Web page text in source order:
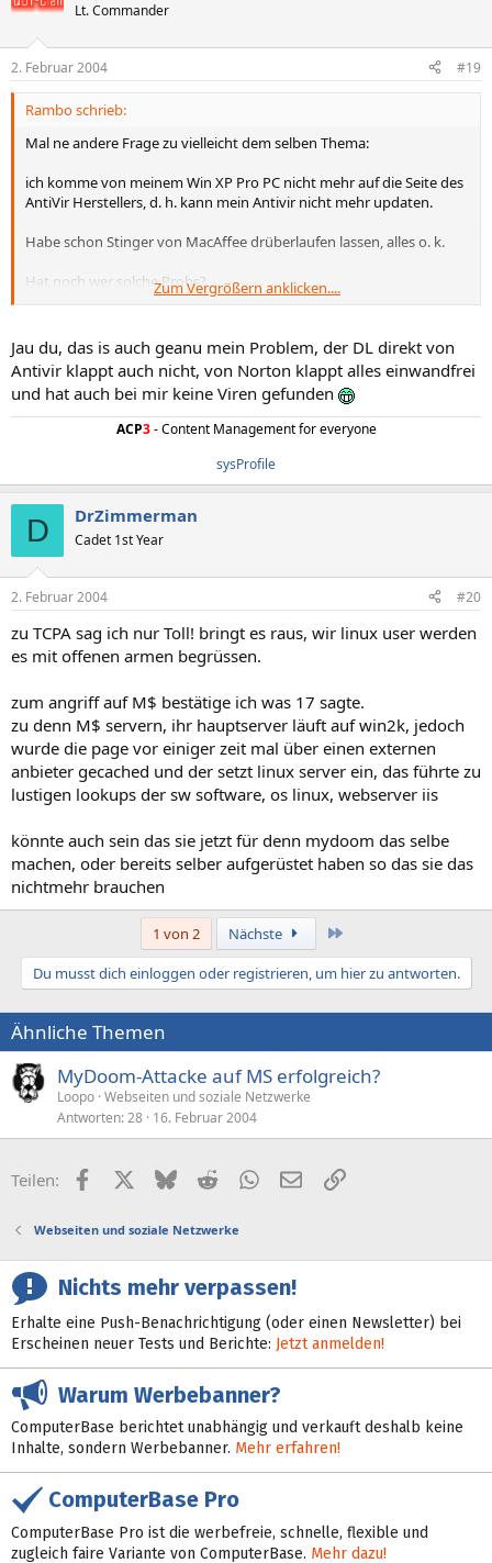
Lt. Commander
2. Februar 2004 #19
Rambo schrieb:
Mal ne andere Frage zu vielleicht dem selben Thema:
ich komme von meinem Win XP Pro PC nicht mehr auf die Seite des
AntiVir Herstellers, d. h. kann mein Antivir nicht mehr updaten.
Habe schon Stinger von MacAffee drüberlaufen lassen, alles o. k.
Hat noch wer solche Probs?
klappt nicht.
Zum Vergrößern anklicken....
Jau du, das is auch geanu mein Problem, der DL direkt von
Antivir klappt auch nicht, von Norton klappt alles einwandfrei
und hat auch bei mir keine Viren gefunden
ACP3- Content Management for everyone
sysProfile
D DrZimmerman
Cadet 1st Year
2. Februar 2004 #20
zu TCPA sag ich nur Toll! bringt es raus, wir linux user werden
es mit offenen armen begrüssen.
zum angriff auf M$ bestätige ich was 17 sagte.
zu denn M$ servern, ihr hauptserver läuft auf win2k, jedoch
wurde die page vor einiger zeit mal über einen externen
anbieter gecached und der setzt linux server ein, das führte zu
lustigen lookups der sw software, os linux, webserver iis
könnte auch sein das sie jetzt für denn mydoom das selbe
machen, oder bereits selber aufgerüstet haben so das sie das
nichtmehr brauchen
1 von 2 Nächste
Du musst dich einloggen oder registrieren, um hier zu antworten.
Ähnliche Themen
MyDoom-Attacke auf MS erfolgreich?
Loopo Webseiten und soziale Netzwerke
Antworten 28 16. Februar 2004
Teilen: FacebookX (Twitter)
BlueskyRedditWhatsApp
E-MailLink
Webseiten und soziale Netzwerke
Nichts mehr verpassen!
Erhalte eine Push-Benachrichtigung (oder einen Newsletter) bei
Erscheinen neuer Tests und Berichte: Jetzt anmelden!
Warum Werbebanner?
ComputerBase berichtet unabhängig und verkauft deshalb keine
Inhalte, sondern Werbebanner. Mehr erfahren!
ComputerBase Pro
ComputerBase Pro ist die werbefreie, schnelle, flexible und
zugleich faire Variante von ComputerBase. Mehr dazu!